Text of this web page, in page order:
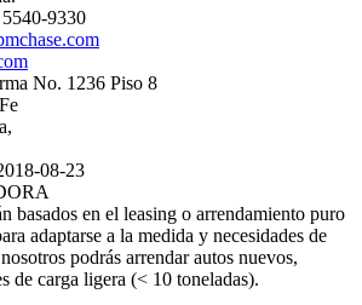
9330
No. 1236 Piso 8
08-23
basados en el leasing o arrendamiento puro
adaptarse a la medida y necesidades de
podrás arrendar autos nuevos,
de carga ligera (< 10 toneladas).